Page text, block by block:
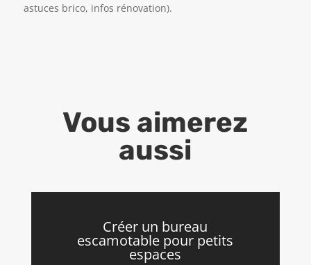
astuces brico, infos rénovation).
Vous aimerez
aussi
Créer un bureau
escamotable pour petits
espaces